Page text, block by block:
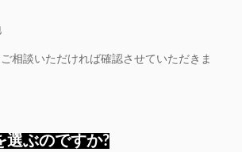
相談いただければ確認させていただきま
選ぶのですか?